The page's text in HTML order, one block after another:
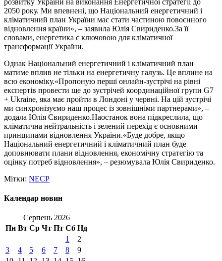
2050 року. Ми впевнені, що Національний енергетичний і
кліматичний план України має стати частиною повоєнного
відновлення країни», – заявила Юлія Свириденко.За її
словами, енергетика є ключовою для кліматичної
трансформації України.
Однак Національний енергетичний і кліматичний план
матиме вплив не тільки на енергетичну галузь. Це вплине на
всю економіку.«Пропоную перші онлайн-зустрічі на рівні
експертів провести ще до зустрічей координаційної групи G7
+ Ukraine, яка має пройти в Лондоні у червні. На цій зустрічі
ми синхронізуємо наш процес із зовнішніми партнерами», –
додала Юлія Свириденко.Наостанок вона підкреслила, що
кліматична нейтральність і зелений перехід є основними
принципами відновлення України.«Буде добре, якщо
Національний енергетичний і кліматичний план буде
доповнювати плани відновлення, економічну стратегію та
оцінку потреб відновлення», – резюмувала Юлія Свириденко.
Мітки: NECP
Календар новин
Серпень 2026
Пн Вт Ср Чт Пт Сб Нд
1
2
3
4 5 6 7 8
9